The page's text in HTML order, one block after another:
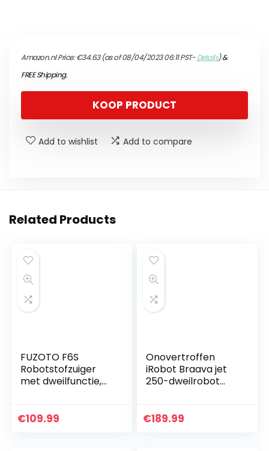
Amazon.nl Price:€34.63(as of 08/04/2023 06:11 PST-Details)&
FREE Shipping.
KOOP PRODUCT
Add to wishlist Add to compare
Related Products
FUZOTO F6S
Robotstofzuiger
met dweilfunctie,
Stofzuigerrobot
€109.99
Onovertroffen
iRobot Braava jet
250-dweilrobot
vochtig en nat
€189.99